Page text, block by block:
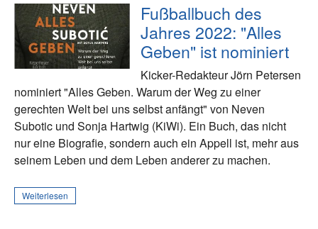
Fußballbuch des
Jahres 2022: "Alles
Geben" ist nominiert
Kicker-Redakteur Jörn Petersen
nominiert "Alles Geben. Warum der Weg zu einer
gerechten Welt bei uns selbst anfängt" von Neven
Subotic und Sonja Hartwig (KiWi). Ein Buch, das nicht
nur eine Biografie, sondern auch ein Appell ist, mehr aus
seinem Leben und dem Leben anderer zu machen.
Weiterlesen